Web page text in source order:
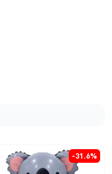
-31.6%